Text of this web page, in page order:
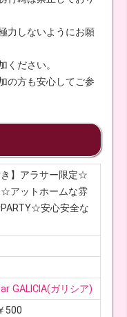
力しないようにお願
ください。
の方も安心してご参
き】アラサー限定☆
アットホームな雰
安心安全な
GALICIA(ガリシア)
500